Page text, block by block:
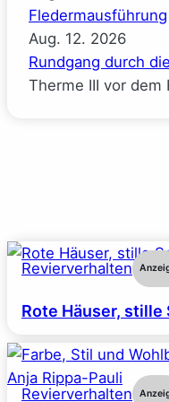
Fledermausführung
Aug. 12. 2026
Rundgang durch
Therme III vor dem
Revierverhalten
Rote Häuser, stille
Revierverhalten